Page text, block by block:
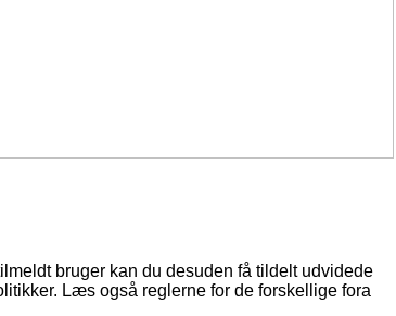
bruger kan du desuden få tildelt udvidede
Læs også reglerne for de forskellige fora